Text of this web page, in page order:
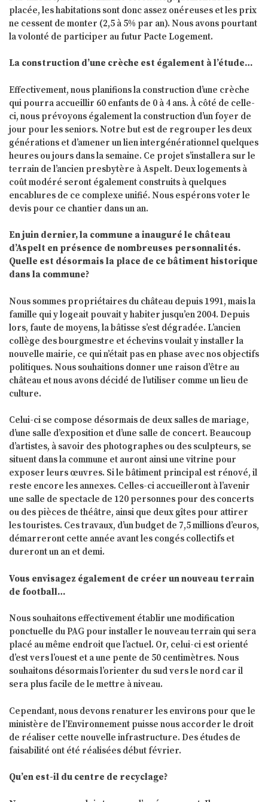
placée, les habitations sont donc assez onéreuses et les prix
ne cessent de monter (2,5 à 5% par an). Nous avons pourtant
la volonté de participer au futur Pacte Logement.
La construction d’une crèche est également à l’étude…
Effectivement, nous planifions la construction d’une crèche
qui pourra accueillir 60 enfants de 0 à 4 ans. À côté de celle-
ci, nous prévoyons également la construction d’un foyer de
jour pour les seniors. Notre but est de regrouper les deux
générations et d’amener un lien intergénérationnel quelques
heures ou jours dans la semaine. Ce projet s’installera sur le
terrain de l’ancien presbytère à Aspelt. Deux logements à
coût modéré seront également construits à quelques
encablures de ce complexe unifié. Nous espérons voter le
devis pour ce chantier dans un an.
En juin dernier, la commune a inauguré le château
d’Aspelt en présence de nombreuses personnalités.
Quelle est désormais la place de ce bâtiment historique
dans la commune?
Nous sommes propriétaires du château depuis 1991, mais la
famille qui y logeait pouvait y habiter jusqu’en 2004. Depuis
lors, faute de moyens, la bâtisse s’est dégradée. L’ancien
collège des bourgmestre et échevins voulait y installer la
nouvelle mairie, ce qui n’était pas en phase avec nos objectifs
politiques. Nous souhaitions donner une raison d’être au
château et nous avons décidé de l’utiliser comme un lieu de
culture.
Celui-ci se compose désormais de deux salles de mariage,
d’une salle d’exposition et d’une salle de concert. Beaucoup
d’artistes, à savoir des photographes ou des sculpteurs, se
situent dans la commune et auront ainsi une vitrine pour
exposer leurs œuvres. Si le bâtiment principal est rénové, il
reste encore les annexes. Celles-ci accueilleront à l’avenir
une salle de spectacle de 120 personnes pour des concerts
ou des pièces de théâtre, ainsi que deux gîtes pour attirer
les touristes. Ces travaux, d’un budget de 7,5 millions d’euros,
démarreront cette année avant les congés collectifs et
dureront un an et demi.
Vous envisagez également de créer un nouveau terrain
de football…
Nous souhaitons effectivement établir une modification
ponctuelle du PAG pour installer le nouveau terrain qui sera
placé au même endroit que l’actuel. Or, celui-ci est orienté
d’est vers l’ouest et a une pente de 50 centimètres. Nous
souhaitons désormais l’orienter du sud vers le nord car il
sera plus facile de le mettre à niveau.
Cependant, nous devons renaturer les environs pour que le
ministère de l’Environnement puisse nous accorder le droit
de réaliser cette nouvelle infrastructure. Des études de
faisabilité ont été réalisées début février.
Qu’en est-il du centre de recyclage?